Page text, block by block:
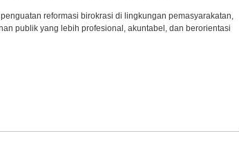
reformasi birokrasi di lingkungan pemasyarakatan,
publik yang lebih profesional, akuntabel, dan berorientasi